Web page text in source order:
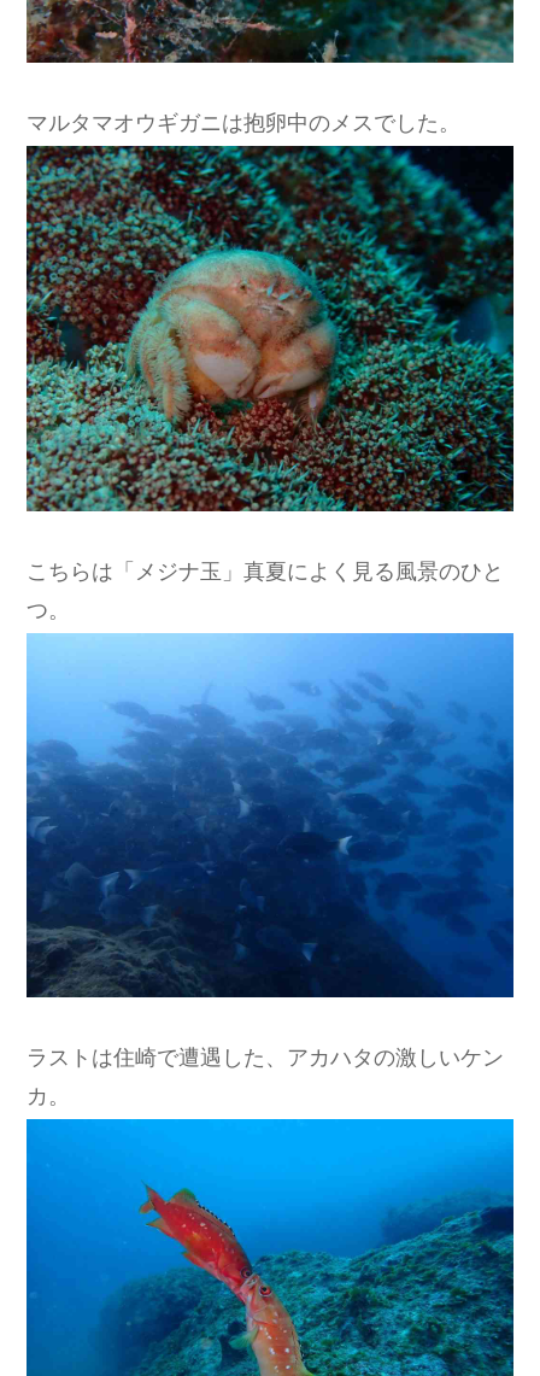
マルタマオウギガニは抱卵中のメスでした。
こちらは「メジナ玉」真夏によく見る風景のひと
つ。
ラストは住崎で遭遇した、アカハタの激しいケン
カ。